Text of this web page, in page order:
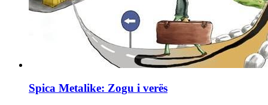
Spica Metalike: Zogu i verës